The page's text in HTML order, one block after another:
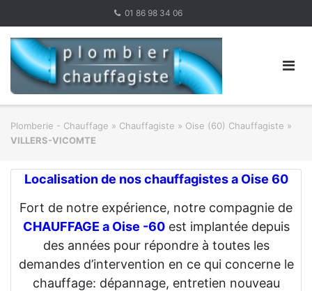
content
01 86 98 34 06
Plomberie - Chauffage » Chauffagiste » Oise (60) Chauffagiste »
VILLERS-VICOMTE
Localisation de nos chauffagistes a Oise 60
Fort de notre expérience, notre compagnie de
CHAUFFAGE a Oise -60est implantée depuis
des années pour répondre à toutes les
demandes d’intervention en ce qui concerne le
chauffage: dépannage, entretien nouveau